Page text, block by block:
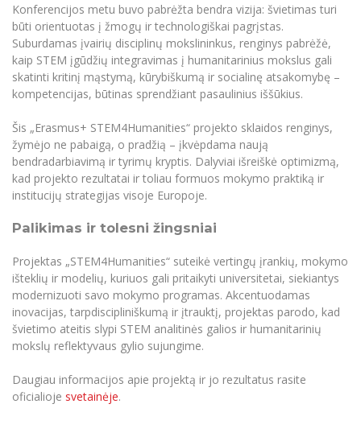
Konferencijos metu buvo pabrėžta bendra vizija: švietimas turi
būti orientuotas į žmogų ir technologiškai pagrįstas.
Suburdamas įvairių disciplinų mokslininkus, renginys pabrėžė,
kaip STEM įgūdžių integravimas į humanitarinius mokslus gali
skatinti kritinį mąstymą, kūrybiškumą ir socialinę atsakomybę –
kompetencijas, būtinas sprendžiant pasaulinius iššūkius.
Šis „Erasmus+ STEM4Humanities“ projekto sklaidos renginys,
žymėjo ne pabaigą, o pradžią – įkvėpdama naują
bendradarbiavimą ir tyrimų kryptis. Dalyviai išreiškė optimizmą,
kad projekto rezultatai ir toliau formuos mokymo praktiką ir
institucijų strategijas visoje Europoje.
Palikimas ir tolesni žingsniai
Projektas „STEM4Humanities“ suteikė vertingų įrankių, mokymo
išteklių ir modelių, kuriuos gali pritaikyti universitetai, siekiantys
modernizuoti savo mokymo programas. Akcentuodamas
inovacijas, tarpdiscipliniškumą ir įtrauktį, projektas parodo, kad
švietimo ateitis slypi STEM analitinės galios ir humanitarinių
mokslų reflektyvaus gylio sujungime.
Daugiau informacijos apie projektą ir jo rezultatus rasite
oficialioje svetainėje.